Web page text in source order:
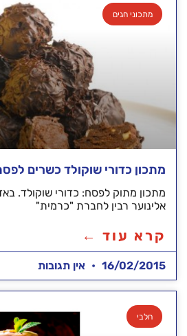
מתכוני חגים
מתכון כדורי שוקולד כשרים
מתכון מתוק לפסח: כדורי שוקולד.
אלינוער רבין לחברת "כרמית"
קרא עוד ←
16/02/2015 אין תגובות
חלבי